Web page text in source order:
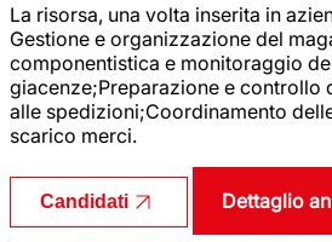
La risorsa, una volta inserita in
Gestione e organizzazione del
componentistica e monitoraggio
giacenze;Preparazione e controllo
alle spedizioni;Coordinamento
scarico merci.
Candidati Dettaglio